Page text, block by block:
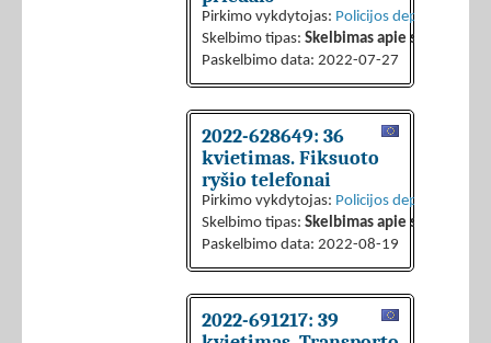
Pirkimo vykdytojas: Policijos
Skelbimo tipas: Skelbimas apie sutarties
Paskelbimo data: 2022-07-27
2022-628649: 36
kvietimas. Fiksuoto
ryšio telefonai
Pirkimo vykdytojas: Policijos
Skelbimo tipas: Skelbimas apie sutarties
Paskelbimo data: 2022-08-19
2022-691217: 39